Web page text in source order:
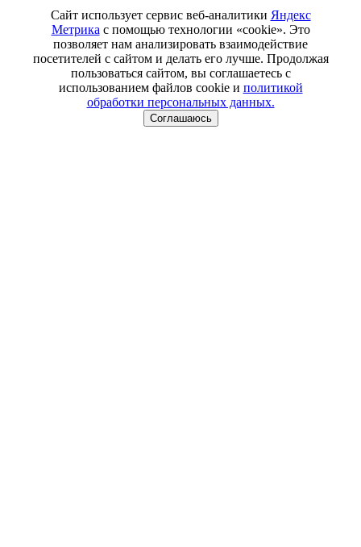
Сайт использует сервис веб-аналитики Яндекс
Метрика с помощью технологии «cookie». Это
позволяет нам анализировать взаимодействие
посетителей с сайтом и делать его лучше. Продолжая
пользоваться сайтом, вы соглашаетесь с
использованием файлов cookie и политикой
обработки персональных данных.
Соглашаюсь